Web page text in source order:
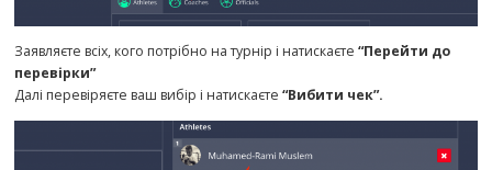
Заявляєте всіх, кого потрібно на турнір і натискаєте“Перейти до
перевірки”
Далі перевіряєте ваш вибір і натискаєте“Вибити чек”.